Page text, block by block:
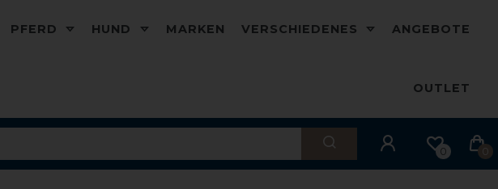
PFERD HUND MARKEN VERSCHIEDENES ANGEBOTE
OUTLET
0 0